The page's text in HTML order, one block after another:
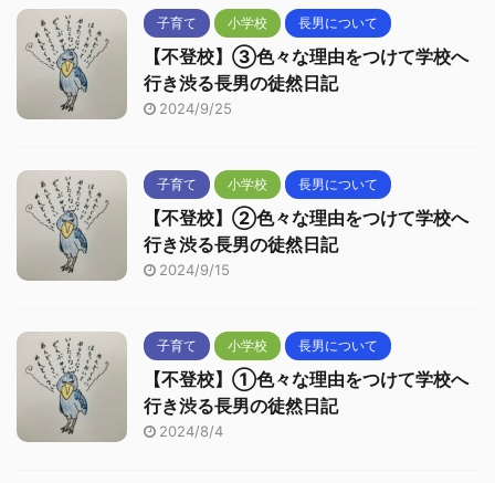
子育て 小学校 長男について
【不登校】③色々な理由をつけて学校へ
行き渋る長男の徒然日記
2024/9/25
子育て 小学校 長男について
【不登校】②色々な理由をつけて学校へ
行き渋る長男の徒然日記
2024/9/15
子育て 小学校 長男について
【不登校】①色々な理由をつけて学校へ
行き渋る長男の徒然日記
2024/8/4